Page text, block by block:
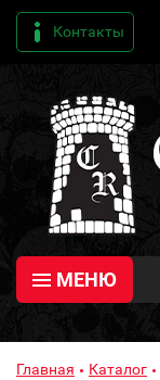
Контакты
МЕНЮ
Главная Каталог